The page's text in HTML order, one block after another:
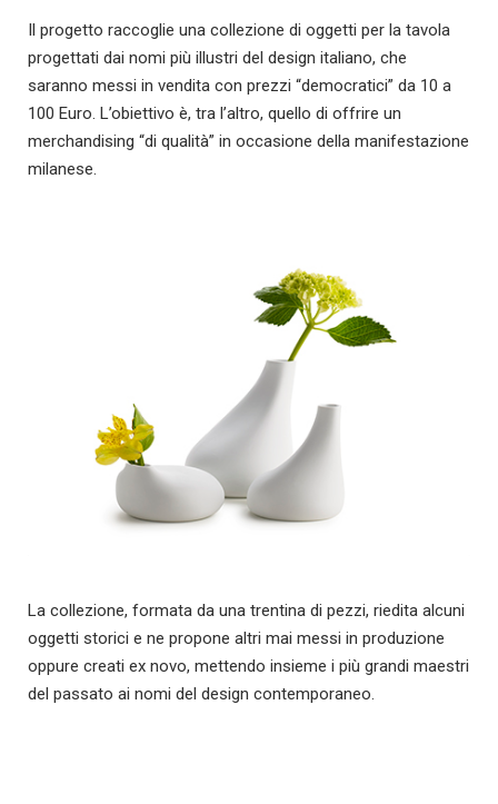
Il progetto raccoglie una collezione di oggetti per la tavola
progettati dai nomi più illustri del design italiano, che
saranno messi in vendita con prezzi “democratici” da 10 a
100 Euro. L’obiettivo è, tra l’altro, quello di offrire un
merchandising “di qualità” in occasione della manifestazione
milanese.
La collezione, formata da una trentina di pezzi, riedita alcuni
oggetti storici e ne propone altri mai messi in produzione
oppure creati ex novo, mettendo insieme i più grandi maestri
del passato ai nomi del design contemporaneo.